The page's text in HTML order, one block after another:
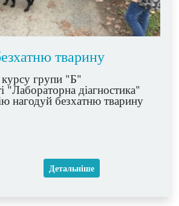
тварину
курсу групи "Б"
"Лабораторна діагностика"
нагодуй безхатню тварину
Детальніше